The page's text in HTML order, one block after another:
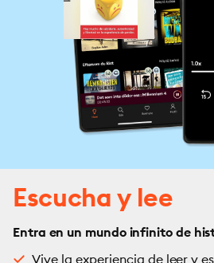
Escucha y lee
Entra en un mundo infinito de
Vive la experiencia de leer y